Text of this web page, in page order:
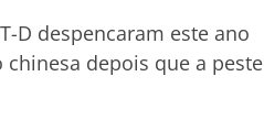
D despencaram este ano
depois que a peste